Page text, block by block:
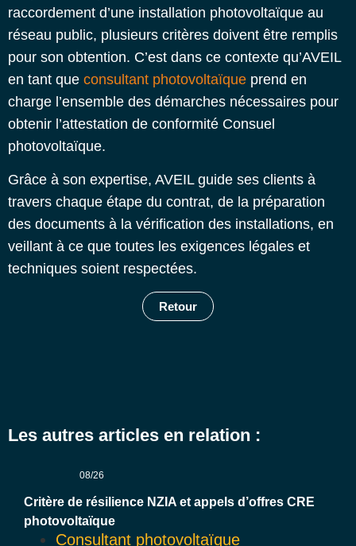
raccordement d’une installation photovoltaïque au
réseau public, plusieurs critères doivent être remplis
pour son obtention. C’est dans ce contexte qu’AVEIL
en tant que consultant photovoltaïque prend en
charge l’ensemble des démarches nécessaires pour
obtenir l’attestation de conformité Consuel
photovoltaïque.
Grâce à son expertise, AVEIL guide ses clients à
travers chaque étape du contrat, de la préparation
des documents à la vérification des installations, en
veillant à ce que toutes les exigences légales et
techniques soient respectées.
Retour
Les autres articles en relation :
08/26
Critère de résilience NZIA et appels d’offres CRE
photovoltaïque
Consultant photovoltaïque